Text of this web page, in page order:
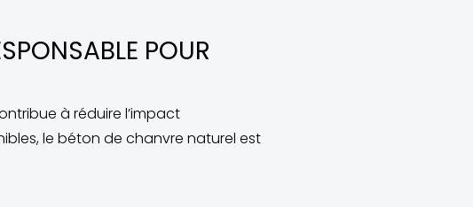
POUR
à réduire l’impact
le béton de chanvre naturel est